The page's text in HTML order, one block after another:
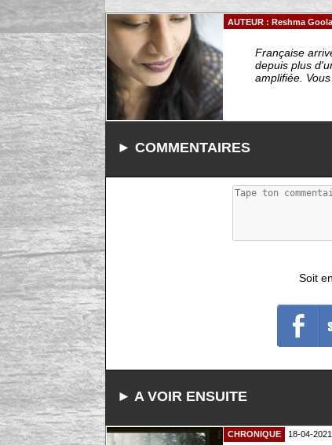
AUTEUR : Reshma
Française
depuis plus
amplifiée.
► COMMENTAIRES
Soit
► A VOIR ENSUITE
CHRONIQUE 18-04-2021